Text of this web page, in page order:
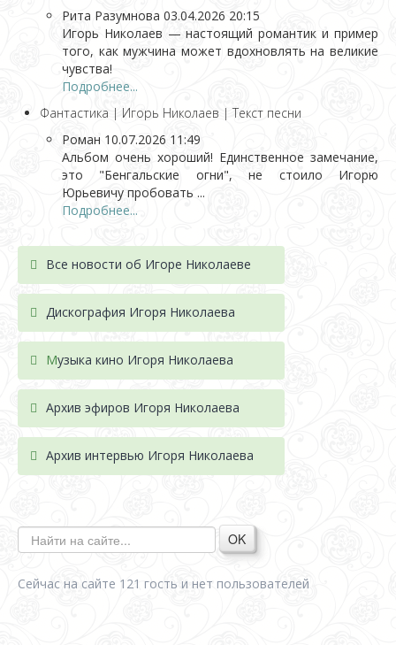
Рита Разумнова 03.04.2026 20:15
Игорь Николаев — настоящий романтик и пример
того, как мужчина может вдохновлять на великие
чувства!
Подробнее...
Фантастика | Игорь Николаев | Текст песни
Роман 10.07.2026 11:49
Альбом очень хороший! Единственное замечание,
это "Бенгальские огни", не стоило Игорю
Юрьевичу пробовать ...
Подробнее...
Все новости об Игоре Николаеве
Дискография Игоря Николаева
Музыка кино Игоря Николаева
Архив эфиров Игоря Николаева
Архив интервью Игоря Николаева
OK
Сейчас на сайте 121 гость и нет пользователей